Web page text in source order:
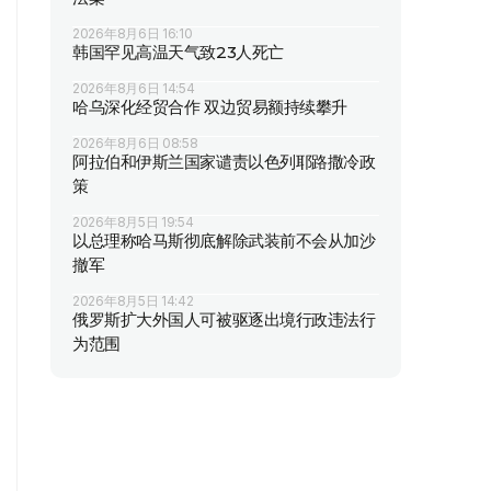
2026年8月6日 16:10
韩国罕见高温天气致23人死亡
2026年8月6日 14:54
哈乌深化经贸合作 双边贸易额持续攀升
2026年8月6日 08:58
阿拉伯和伊斯兰国家谴责以色列耶路撒冷政
策
2026年8月5日 19:54
以总理称哈马斯彻底解除武装前不会从加沙
撤军
2026年8月5日 14:42
俄罗斯扩大外国人可被驱逐出境行政违法行
为范围